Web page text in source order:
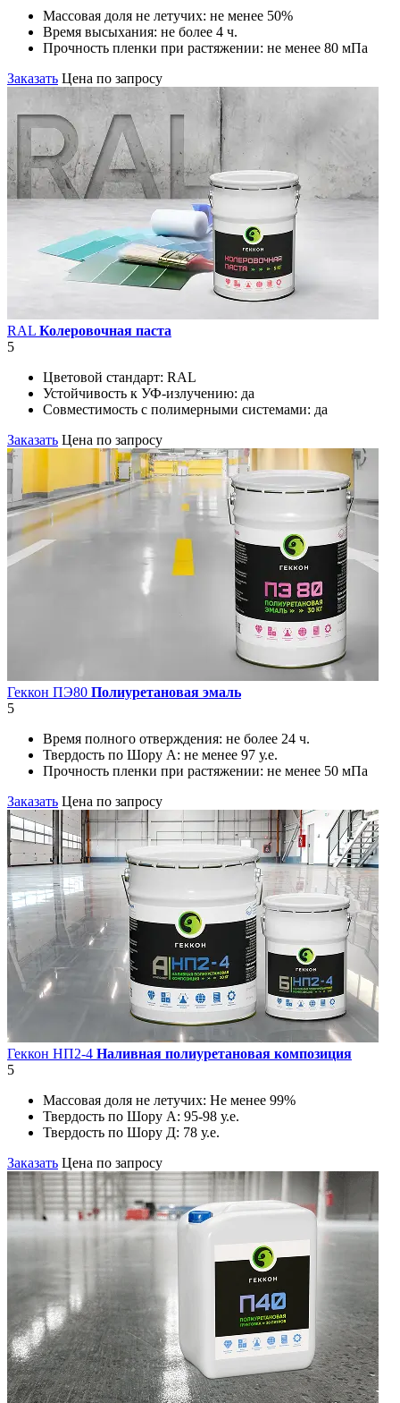
Массовая доля не летучих: не менее 50%
Время высыхания: не более 4 ч.
Прочность пленки при растяжении: не менее 80 мПа
Заказать Цена по запросу
RAL Колеровочная паста
5
Цветовой стандарт: RAL
Устойчивость к УФ-излучению: да
Совместимость с полимерными системами: да
Заказать Цена по запросу
Геккон ПЭ80 Полиуретановая эмаль
5
Время полного отверждения: не более 24 ч.
Твердость по Шору А: не менее 97 у.е.
Прочность пленки при растяжении: не менее 50 мПа
Заказать Цена по запросу
Геккон НП2-4 Наливная полиуретановая композиция
5
Массовая доля не летучих: Не менее 99%
Твердость по Шору А: 95-98 у.е.
Твердость по Шору Д: 78 у.е.
Заказать Цена по запросу